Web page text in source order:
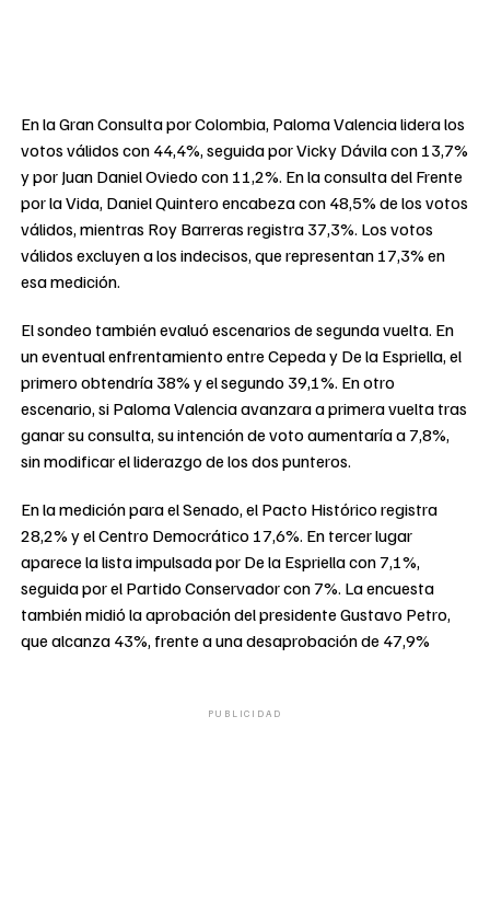
En la Gran Consulta por Colombia, Paloma Valencia lidera los
votos válidos con 44,4%, seguida por Vicky Dávila con 13,7%
y por Juan Daniel Oviedo con 11,2%. En la consulta del Frente
por la Vida, Daniel Quintero encabeza con 48,5% de los votos
válidos, mientras Roy Barreras registra 37,3%. Los votos
válidos excluyen a los indecisos, que representan 17,3% en
esa medición.
El sondeo también evaluó escenarios de segunda vuelta. En
un eventual enfrentamiento entre Cepeda y De la Espriella, el
primero obtendría 38% y el segundo 39,1%. En otro
escenario, si Paloma Valencia avanzara a primera vuelta tras
ganar su consulta, su intención de voto aumentaría a 7,8%,
sin modificar el liderazgo de los dos punteros.
En la medición para el Senado, el Pacto Histórico registra
28,2% y el Centro Democrático 17,6%. En tercer lugar
aparece la lista impulsada por De la Espriella con 7,1%,
seguida por el Partido Conservador con 7%. La encuesta
también midió la aprobación del presidente Gustavo Petro,
que alcanza 43%, frente a una desaprobación de 47,9%
PUBLICIDAD